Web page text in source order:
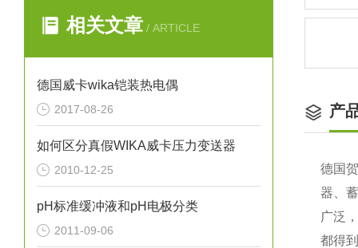
相关文章 / ARTICLE
德国威卡wika铠装热电偶
2017-08-26
如何区分真假WIKA威卡压力变送器
2010-12-25
pH标准缓冲液和pH电极分类
2011-09-06
产
德国
器、
广泛
都得